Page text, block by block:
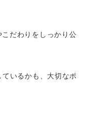
だわりをしっかり公
いるかも、大切なポ